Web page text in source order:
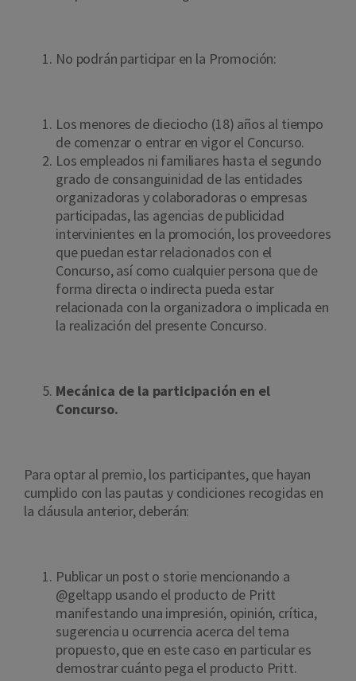
No podrán participar en la Promoción:
Los menores de dieciocho (18) años al tiempo
de comenzar o entrar en vigor el Concurso.
Los empleados ni familiares hasta el segundo
grado de consanguinidad de las entidades
organizadoras y colaboradoras o empresas
participadas, las agencias de publicidad
intervinientes en la promoción, los proveedores
que puedan estar relacionados con el
Concurso, así como cualquier persona que de
forma directa o indirecta pueda estar
relacionada con la organizadora o implicada en
la realización del presente Concurso.
Mecánica de la participación en el
Concurso.
Para optar al premio, los participantes, que hayan
cumplido con las pautas y condiciones recogidas en
la cláusula anterior, deberán:
Publicar un post o storie mencionando a
@geltapp usando el producto de Pritt
manifestando una impresión, opinión, crítica,
sugerencia u ocurrencia acerca del tema
propuesto, que en este caso en particular es
demostrar cuánto pega el producto Pritt.